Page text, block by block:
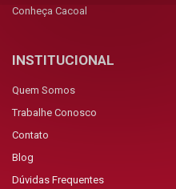
Conheça Cacoal
INSTITUCIONAL
Quem Somos
Trabalhe Conosco
Contato
Blog
Dúvidas Frequentes